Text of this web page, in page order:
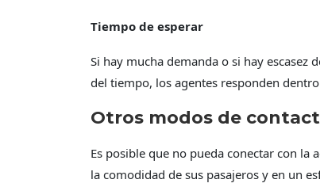
Tiempo de esperar
Si hay mucha demanda o si hay escasez
del tiempo, los agentes responden
Otros modos de
Es posible que no pueda conectar con la
la comodidad de sus pasajeros y en un